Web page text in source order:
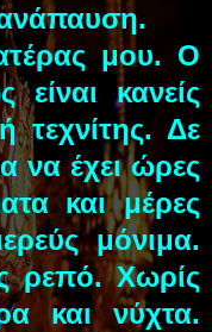
μου. Ο
είναι κανείς
τεχνίτης. Δε
να έχει ώρες
και μέρες
μόνιμα.
ρεπό. Χωρίς
και νύχτα.